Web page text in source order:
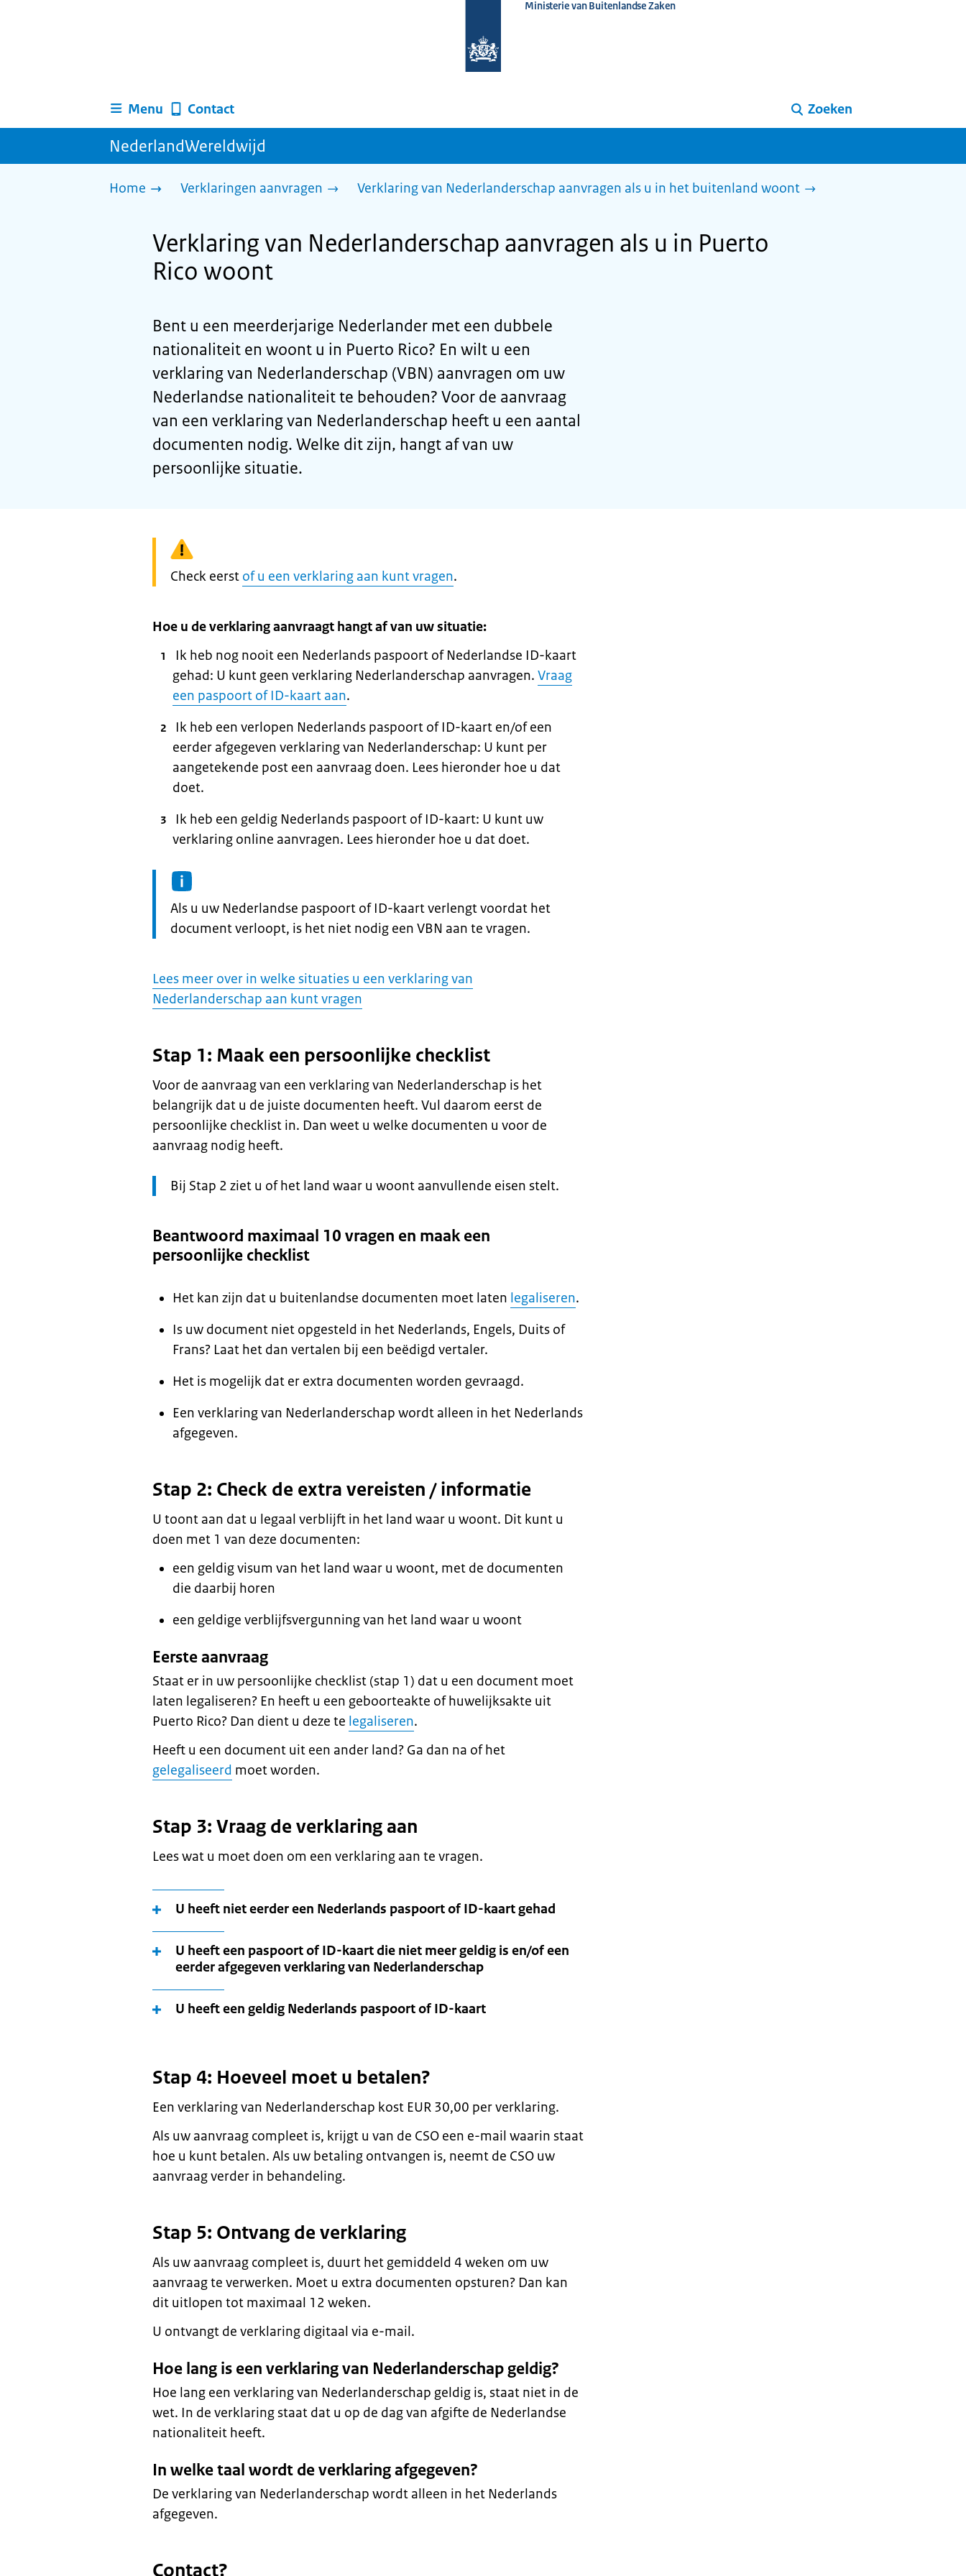
homepage
Ministerie van Buitenlandse Zaken
Menu Contact Zoeken
NederlandWereldwijd
Home Verklaringen aanvragen Verklaring van Nederlanderschap aanvragen als u in het buitenland woont
Verklaring van Nederlanderschap aanvragen als u in Puerto
Rico woont
Bent u een meerderjarige Nederlander met een dubbele
nationaliteit en woont u in Puerto Rico? En wilt u een
verklaring van Nederlanderschap (VBN) aanvragen om uw
Nederlandse nationaliteit te behouden? Voor de aanvraag
van een verklaring van Nederlanderschap heeft u een aantal
documenten nodig. Welke dit zijn, hangt af van uw
persoonlijke situatie.
Waarschuwing:
Check eerst of u een verklaring aan kunt vragen.
Hoe u de verklaring aanvraagt hangt af van uw situatie:
Ik heb nog nooit een Nederlands paspoort of Nederlandse ID-kaart
gehad: U kunt geen verklaring Nederlanderschap aanvragen. Vraag
een paspoort of ID-kaart aan.
Ik heb een verlopen Nederlands paspoort of ID-kaart en/of een
eerder afgegeven verklaring van Nederlanderschap: U kunt per
aangetekende post een aanvraag doen. Lees hieronder hoe u dat
doet.
Ik heb een geldig Nederlands paspoort of ID-kaart: U kunt uw
verklaring online aanvragen. Lees hieronder hoe u dat doet.
Informatie:
Als u uw Nederlandse paspoort of ID-kaart verlengt voordat het
document verloopt, is het niet nodig een VBN aan te vragen.
Lees meer over in welke situaties u een verklaring van
Nederlanderschap aan kunt vragen
Stap 1: Maak een persoonlijke checklist
Voor de aanvraag van een verklaring van Nederlanderschap is het
belangrijk dat u de juiste documenten heeft. Vul daarom eerst de
persoonlijke checklist in. Dan weet u welke documenten u voor de
aanvraag nodig heeft.
Let
Bij Stap 2 ziet u of het land waar u woont aanvullende eisen stelt.
Beantwoord maximaal 10 vragen en maak een
persoonlijke checklist
Het kan zijn dat u buitenlandse documenten moet laten legaliseren.
Is uw document niet opgesteld in het Nederlands, Engels, Duits of
Frans? Laat het dan vertalen bij een beëdigd vertaler.
Het is mogelijk dat er extra documenten worden gevraagd.
Een verklaring van Nederlanderschap wordt alleen in het Nederlands
afgegeven.
Stap 2: Check de extra vereisten / informatie
U toont aan dat u legaal verblijft in het land waar u woont. Dit kunt u
doen met 1 van deze documenten:
een geldig visum van het land waar u woont, met de documenten
die daarbij horen
een geldige verblijfsvergunning van het land waar u woont
Eerste aanvraag
Staat er in uw persoonlijke checklist (stap 1) dat u een document moet
laten legaliseren? En heeft u een geboorteakte of huwelijksakte uit
Puerto Rico? Dan dient u deze te legaliseren.
Heeft u een document uit een ander land? Ga dan na of het
gelegaliseerd moet worden.
Stap 3: Vraag de verklaring aan
Lees wat u moet doen om een verklaring aan te vragen.
U heeft niet eerder een Nederlands paspoort of ID-kaart gehad
U heeft een paspoort of ID-kaart die niet meer geldig is en/of een
eerder afgegeven verklaring van Nederlanderschap
U heeft een geldig Nederlands paspoort of ID-kaart
Stap 4: Hoeveel moet u betalen?
Een verklaring van Nederlanderschap kost EUR 30,00 per verklaring.
Als uw aanvraag compleet is, krijgt u van de CSO een e-mail waarin staat
hoe u kunt betalen. Als uw betaling ontvangen is, neemt de CSO uw
aanvraag verder in behandeling.
Stap 5: Ontvang de verklaring
Als uw aanvraag compleet is, duurt het gemiddeld 4 weken om uw
aanvraag te verwerken. Moet u extra documenten opsturen? Dan kan
dit uitlopen tot maximaal 12 weken.
U ontvangt de verklaring digitaal via e-mail.
Hoe lang is een verklaring van Nederlanderschap geldig?
Hoe lang een verklaring van Nederlanderschap geldig is, staat niet in de
wet. In de verklaring staat dat u op de dag van afgifte de Nederlandse
nationaliteit heeft.
In welke taal wordt de verklaring afgegeven?
De verklaring van Nederlanderschap wordt alleen in het Nederlands
afgegeven.
Contact?